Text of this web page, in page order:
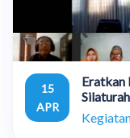
15
APR
Eratkan